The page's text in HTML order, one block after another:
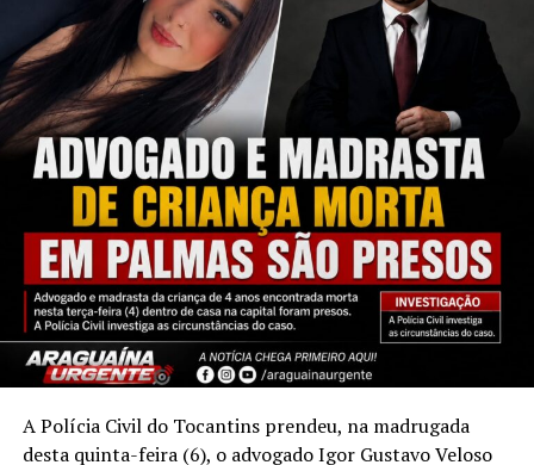
A Polícia Civil do Tocantins prendeu, na madrugada
desta quinta-feira (6), o advogado Igor Gustavo Veloso